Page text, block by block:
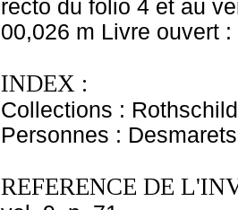
recto du folio 4 et au
00,026 m Livre ouvert
INDEX :
Collections :
Personnes :
REFERENCE DE